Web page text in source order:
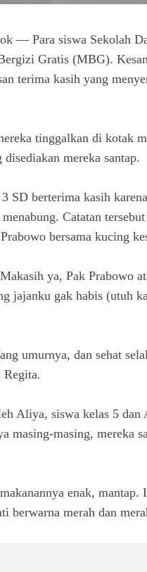
— Para siswa Sekolah
Gratis (MBG).
terima kasih yang
tinggalkan di kotak
mereka santap.
SD berterima kasih
Catatan
bersama kucing
ya, Pak Prabowo
jajanku gak habis (utuh
umurnya, dan sehat
Regita.
Aliya, siswa kelas 5 dan
masing-masing, mereka
enak,
berwarna merah dan